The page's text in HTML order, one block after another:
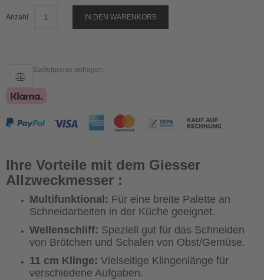
Anzahl IN DEN WARENKORB
Staffelpreise anfragen
Ihre Vorteile mit dem Giesser
Allzweckmesser :
Multifunktional: Für eine breite Palette an
Schneidarbeiten in der Küche geeignet.
Wellenschliff: Speziell gut für das Schneiden
von Brötchen und Schalen von Obst/Gemüse.
11 cm Klinge: Vielseitige Klingenlänge für
verschiedene Aufgaben.